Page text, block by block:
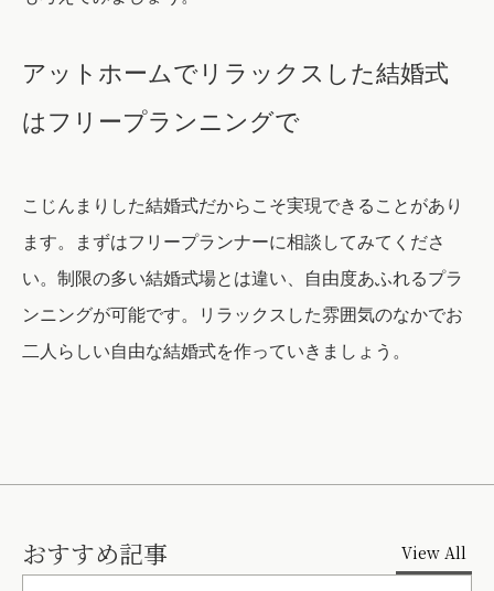
アットホームでリラックスした結婚式
はフリープランニングで
こじんまりした結婚式だからこそ実現できることがあり
ます。まずはフリープランナーに相談してみてくださ
い。制限の多い結婚式場とは違い、自由度あふれるプラ
ンニングが可能です。リラックスした雰囲気のなかでお
二人らしい自由な結婚式を作っていきましょう。
おすすめ記事 View All